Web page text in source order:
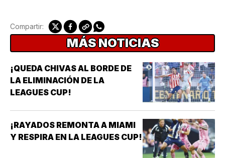
Compartir:
MÁS NOTICIAS
¡QUEDA CHIVAS AL BORDE DE
LA ELIMINACIÓN DE LA
LEAGUES CUP!
¡RAYADOS REMONTA A MIAMI
Y RESPIRA EN LA LEAGUES CUP!